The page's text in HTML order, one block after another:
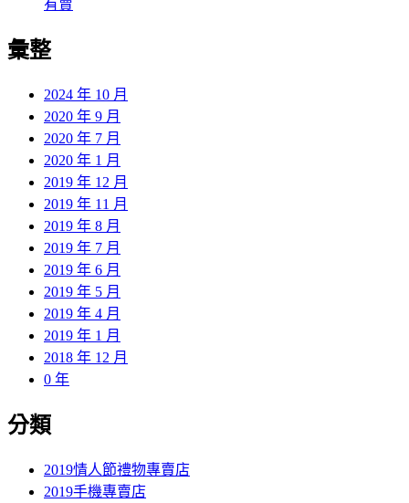
有賣
彙整
2024 年 10 月
2020 年 9 月
2020 年 7 月
2020 年 1 月
2019 年 12 月
2019 年 11 月
2019 年 8 月
2019 年 7 月
2019 年 6 月
2019 年 5 月
2019 年 4 月
2019 年 1 月
2018 年 12 月
0 年
分類
2019情人節禮物專賣店
2019手機專賣店